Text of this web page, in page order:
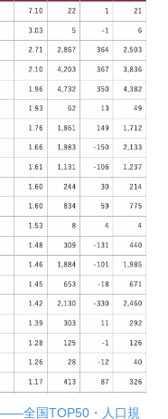
全国TOP50・人口規